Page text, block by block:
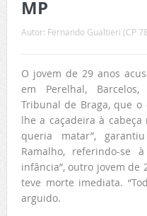
MP
Autor: Fernando Gualtieri (CP
O jovem de 29 anos
em Perelhal,
Tribunal de Braga, que o
lhe a caçadeira à
queria matar”,
Ramalho, referindo-se
infância”, outro jovem de
teve morte imediata.
arguido.